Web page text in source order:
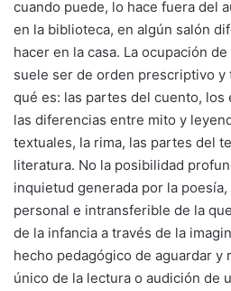
cuando puede, lo hace fuera del
en la biblioteca, en algún salón
hacer en la casa. La ocupación
suele ser de orden prescriptivo y
qué es: las partes del cuento, los
las diferencias entre mito y
textuales, la rima, las partes del
literatura. No la posibilidad
inquietud generada por la
personal e intransferible de la
de la infancia a través de la
hecho pedagógico de aguardar y
único de la lectura o audición de